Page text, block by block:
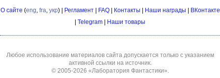
О сайте (eng, fra, укр) | Регламент| FAQ| Контакты Наши награды
ВКонтакте
Telegram Наши товары
Любое использование материалов сайта допускается только с указанием
активной ссылки на источник.
© 2005-2026 «Лаборатория Фантастики».